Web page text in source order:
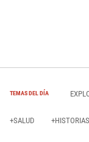
TEMAS DEL DÍA
+SALUD +HISTORIAS